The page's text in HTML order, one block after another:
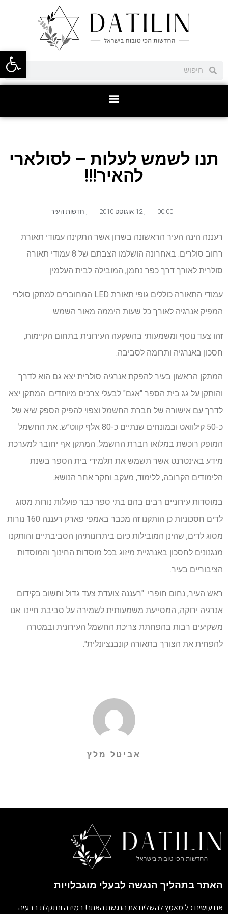
פתח
תנו לשמש לעלות – לסולארי
להאיר!!!
00:00
, 12 אוגוסט 2010 , חדשות העיר
רעננה הינה העיר הראשונה בשרון אשר התקינה עמודי תאורת
רחוב סולרים. באחרונה הושלמו הצבתם של 8 עמודי תאורה
סולרית לאורך דרך כפר נחמן, המובילה לבית העלמין.
עמודי התאורה כוללים גופי תאורת LED המחוברים למתקן סולרי
המפיק אנרגיה לאורך כל שעות היממה מאור השמש.
זהו צעד נוסף ומשמעותי בהשקעה העירונית בתחום הקיימות,
חסכון באנרגיה ותרומה לסביבה.
המתקן הראשון בעיר להפקת אנרגיה סולרית יצא גם הוא לדרך
והותקן על גג בית הספר "אגם" לבעלי צרכים מיוחדים. המתקן יצא
לדרך עם אישורה של חברת החשמל וצפוי להפיק הספק שיא של
כ-50 קילוואט ובמונחים שנתיים כ-80 אלף קווט"ש. את החשמל
המופק רוכשת במלואו חברת החשמל. המתקן אף יחובר למערכת
מידע באינטרנט אשר תשמש את תלמידי בית הספר בשנת
הלימודים הקרובה, ללימוד, מעקב וחקר אחר הנושא.
במוסדות עירוניים רבים בהם בתי ספר כבר פועלות נורות מסוג
לדים חסכוניות כן הותקנו זה מכבר באמפי פארק רעננה 160 נורות
מסוג לדים, שהינן המובילות כיום ביתרונותיהן הסביבתיים והותקנו
מנגנונים לחסכון באנרגיית מיזוג בכל מוסדות החינוך והמוסדות
הציבוריים בעיר.
ראש העיר, נחום חופרי: "רעננה צועדת צעד גדול וחשוב בקידום
אנרגיה ירוקה, המסייעת משמעותית לשמירה על סביבת חיינו. אנו
משקיעים רבות בהפחתת צריכת החשמל העירונית ובמטרה
להפחית את הצורך בתאורה קונבנציונלית".
אביטל מלץ
האתר בתהליך הנגשה לבעלי מוגבלויות
אנו עושים כל מאמץ להשלים את הנגשת האתר! במידה ונתקלת בבעיה